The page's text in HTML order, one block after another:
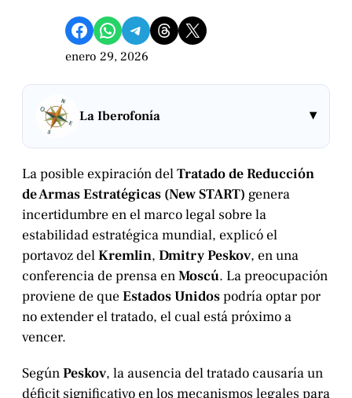
Compartir en Facebook Compartir en WhatsApp Compartir en Telegram Share on Threads Compartir en X
enero 29, 2026
La Iberofonía ▾
La posible expiración delTratado de Reducción
de Armas Estratégicas (New START) genera
incertidumbre en el marco legal sobre la
estabilidad estratégica mundial, explicó el
portavoz delKremlin, Dmitry Peskov, en una
conferencia de prensa enMoscú. La preocupación
proviene de queEstados Unidospodría optar por
no extender el tratado, el cual está próximo a
vencer.
SegúnPeskov, la ausencia del tratado causaría un
déficit significativo en los mecanismos legales para